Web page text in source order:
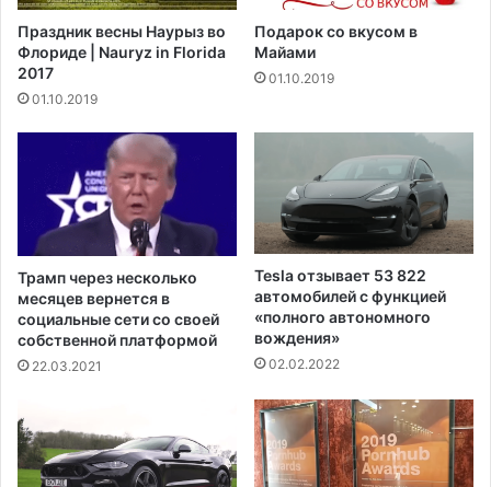
ь
т
а
т
е
к
и
в
о
е
о
г
о
е
о
р
а
и
я
н
а
в
н
н
о
Праздник весны Наурыз во
Флориде | Nauryz in Florida
2017
01.10.2019
Подарок со вкусом в
Майами
01.10.2019
Трамп через несколько
месяцев вернется в
социальные сети со своей
собственной платформой
22.03.2021
Tesla отзывает 53 822
автомобилей с функцией
«полного автономного
вождения»
02.02.2022